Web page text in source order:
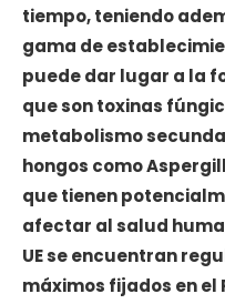
tiempo, teniendo
gama de
puede dar lugar a la
que son toxinas
metabolismo
hongos como
que tienen
afectar al salud
UE se encuentran
máximos fijados en el